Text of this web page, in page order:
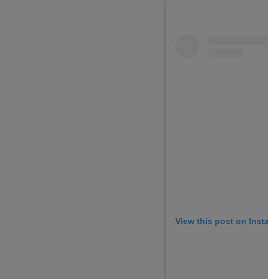
View this post on